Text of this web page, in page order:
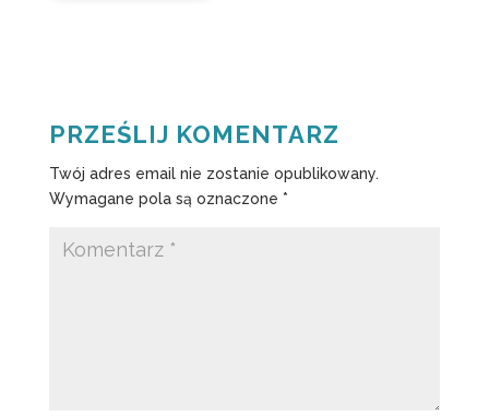
PRZEŚLIJ KOMENTARZ
Twój adres email nie zostanie opublikowany.
Wymagane pola są oznaczone *